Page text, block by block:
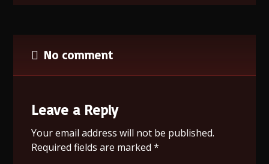
No comment
Leave a Reply
Your email address will not be published.
Required fields are marked*